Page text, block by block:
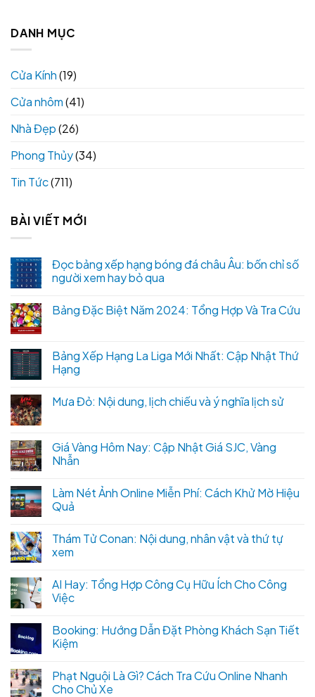
DANH MỤC
Cửa Kính(19)
Cửa nhôm(41)
Nhà Đẹp(26)
Phong Thủy(34)
Tin Tức(711)
BÀI VIẾT MỚI
Đọc bảng xếp hạng bóng đá châu Âu: bốn chỉ số
người xem hay bỏ qua
Bảng Đặc Biệt Năm 2024: Tổng Hợp Và Tra Cứu
Bảng Xếp Hạng La Liga Mới Nhất: Cập Nhật Thứ
Hạng
Mưa Đỏ: Nội dung, lịch chiếu và ý nghĩa lịch sử
Giá Vàng Hôm Nay: Cập Nhật Giá SJC, Vàng
Nhẫn
Làm Nét Ảnh Online Miễn Phí: Cách Khử Mờ Hiệu
Quả
Thám Tử Conan: Nội dung, nhân vật và thứ tự
xem
AI Hay: Tổng Hợp Công Cụ Hữu Ích Cho Công
Việc
Booking: Hướng Dẫn Đặt Phòng Khách Sạn Tiết
Kiệm
Phạt Nguội Là Gì? Cách Tra Cứu Online Nhanh
Cho Chủ Xe